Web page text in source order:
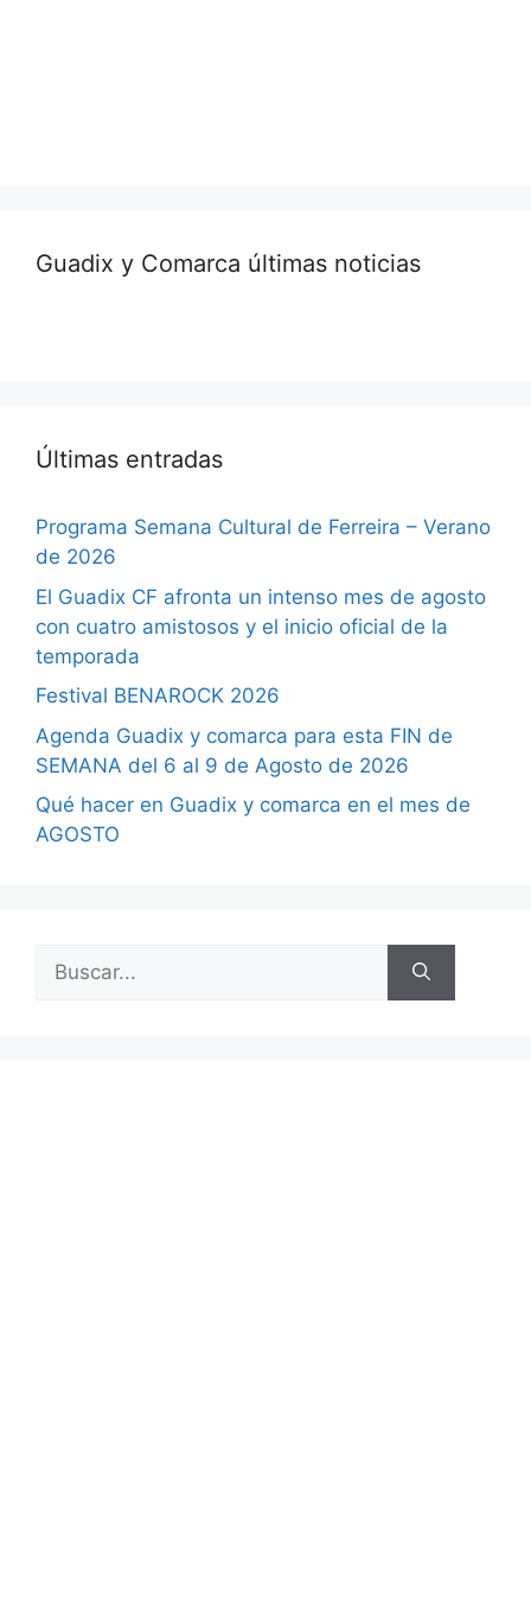
Guadix y Comarca últimas noticias
Últimas entradas
Programa Semana Cultural de Ferreira – Verano
de 2026
El Guadix CF afronta un intenso mes de agosto
con cuatro amistosos y el inicio oficial de la
temporada
Festival BENAROCK 2026
Agenda Guadix y comarca para esta FIN de
SEMANA del 6 al 9 de Agosto de 2026
Qué hacer en Guadix y comarca en el mes de
AGOSTO
Buscar: